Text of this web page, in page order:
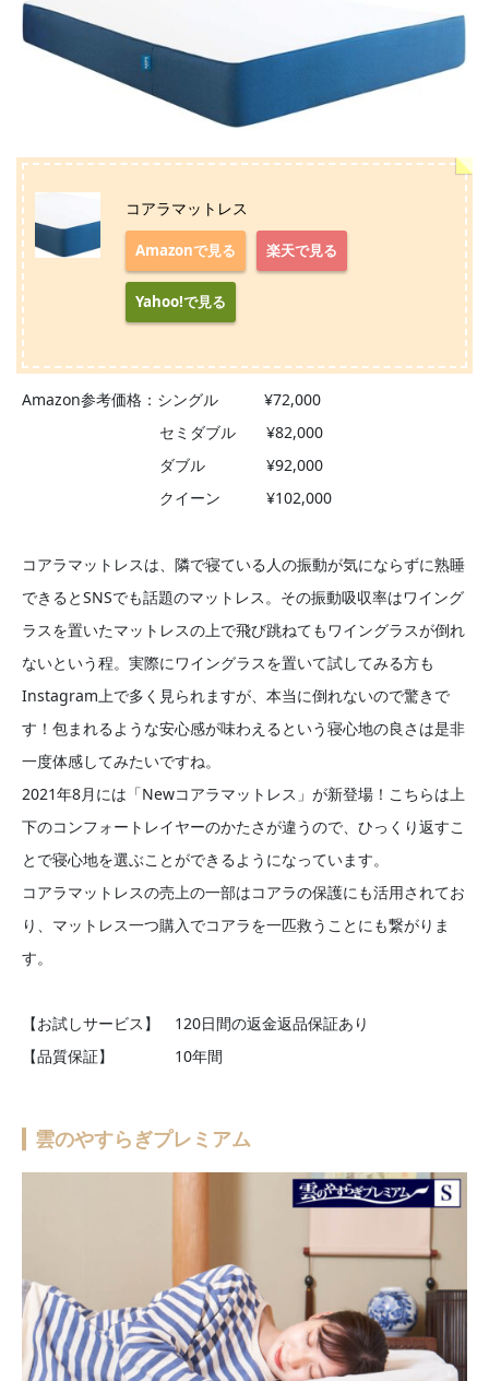
コアラマットレス
Amazonで見る 楽天で見る
Yahoo!で見る
Amazon参考価格：シングル ¥72,000
セミダブル ¥82,000
ダブル ¥92,000
クイーン ¥102,000
コアラマットレスは、隣で寝ている人の振動が気にならずに熟睡
できるとSNSでも話題のマットレス。その振動吸収率はワイング
ラスを置いたマットレスの上で飛び跳ねてもワイングラスが倒れ
ないという程。実際にワイングラスを置いて試してみる方も
Instagram上で多く見られますが、本当に倒れないので驚きで
す！包まれるような安心感が味わえるという寝心地の良さは是非
一度体感してみたいですね。
2021年8月には「Newコアラマットレス」が新登場！こちらは上
下のコンフォートレイヤーのかたさが違うので、ひっくり返すこ
とで寝心地を選ぶことができるようになっています。
コアラマットレスの売上の一部はコアラの保護にも活用されてお
り、マットレス一つ購入でコアラを一匹救うことにも繋がりま
す。
【お試しサービス】 120日間の返金返品保証あり
【品質保証】 10年間
雲のやすらぎプレミアム